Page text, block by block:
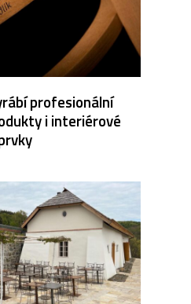
profesionální
i interiérové